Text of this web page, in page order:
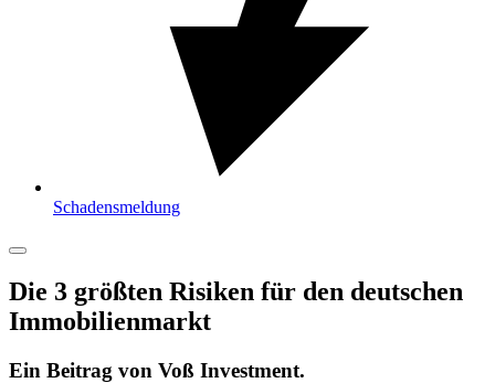
Schadensmeldung
Die 3 größten Risiken für den deutschen
Immobilienmarkt
Ein Beitrag von Voß Investment.